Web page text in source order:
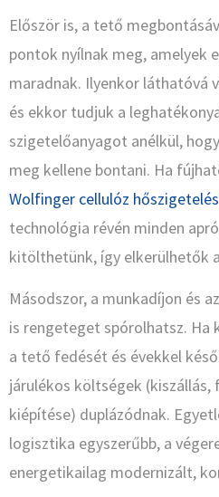
Először is, a tető
pontok nyílnak meg, amelyek
maradnak. Ilyenkor láthatóvá
és ekkor tudjuk a
szigetelőanyagot anélkül,
meg kellene bontani. Ha
Wolfinger cellulóz
technológia révén minden
kitölthetünk, így elkerülhetők
Másodszor, a munkadíjon és
is rengeteget spórolhatsz. Ha
a tető fedését és évekkel
járulékos költségek (kiszállás,
kiépítése) duplázódnak.
logisztika egyszerűbb, a
energetikailag modernizált,